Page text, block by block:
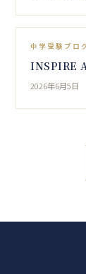
中学受験ブロ
INSPIRE
2026年6月5日